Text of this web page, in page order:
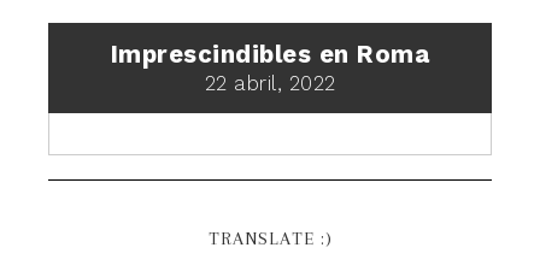
Imprescindibles en Roma
22 abril, 2022
TRANSLATE :)